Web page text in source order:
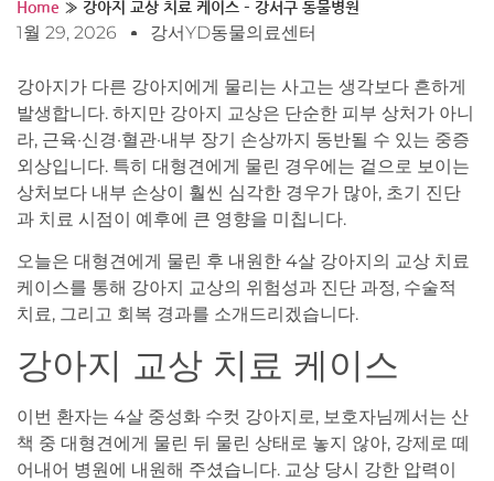
Home » 강아지 교상 치료 케이스 – 강서구 동물병원
1월 29, 2026 강서YD동물의료센터
강아지가 다른 강아지에게 물리는 사고는 생각보다 흔하게
발생합니다. 하지만 강아지 교상은 단순한 피부 상처가 아니
라, 근육·신경·혈관·내부 장기 손상까지 동반될 수 있는 중증
외상입니다. 특히 대형견에게 물린 경우에는 겉으로 보이는
상처보다 내부 손상이 훨씬 심각한 경우가 많아, 초기 진단
과 치료 시점이 예후에 큰 영향을 미칩니다.
오늘은 대형견에게 물린 후 내원한 4살 강아지의 교상 치료
케이스를 통해 강아지 교상의 위험성과 진단 과정, 수술적
치료, 그리고 회복 경과를 소개드리겠습니다.
강아지 교상 치료 케이스
이번 환자는 4살 중성화 수컷 강아지로, 보호자님께서는 산
책 중 대형견에게 물린 뒤 물린 상태로 놓지 않아, 강제로 떼
어내어 병원에 내원해 주셨습니다. 교상 당시 강한 압력이